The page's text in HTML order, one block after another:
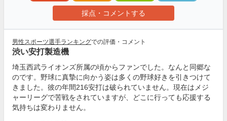
採点・コメントする
男性スポーツ選手ランキングでの評価・コメント
渋い安打製造機
埼玉西武ライオンズ所属の頃からファンでした。なんと同郷な
のです。野球に真摯に向かう姿は多くの野球好きを引きつけて
きました。彼の年間216安打は破られていません。現在はメジ
ャーリーグで苦戦をされていますが、どこに行っても応援する
気持ちは変わりません。